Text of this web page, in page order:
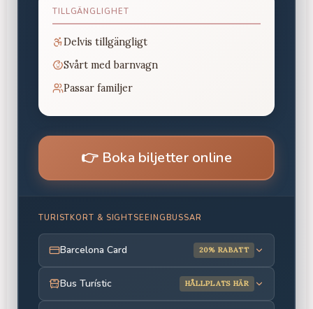
TILLGÄNGLIGHET
Delvis tillgängligt
Svårt med barnvagn
Passar familjer
👉 Boka biljetter online
TURISTKORT & SIGHTSEEINGBUSSAR
Barcelona Card 20% RABATT
Bus Turístic HÅLLPLATS HÄR